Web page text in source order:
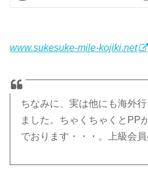
www.sukesuke-mile-kojiki.net
ちなみに、実は他にも海外
ました。ちゃくちゃくとPP
でおります・・・。上級会